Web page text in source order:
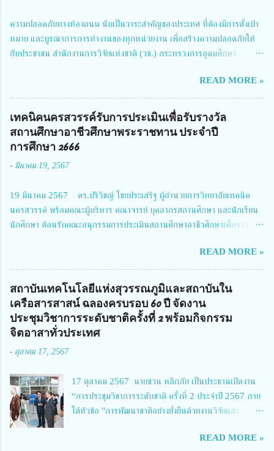
ความปลอดภัยทางท้องถนน นับเป็นวาระสำคัญของประเทศ ที่ต้องมีการตั้งเป้า
หมาย และบูรณาการการทำงานของทุกหน่วยงาน เพื่อสร้างความปลอดภัยให้
กับประชาชน สำนักงานการวิจัยแห่งชาติ (วช.) กระทรวงการอุดมศึกษา
สมาคมวิศวกรรมชีวการแพทย์ไทย จัดการประชุมเผยแพร่ผลการดำเนินงาน
โครงการการวิจัยเชิงปฏิบัติการโดยบูรณาการทุกภาคส่วน เพื่อลดอุบัติเหตุและ
การเสียชีวิตให้สอดคล้องกับเป้าหมายแผนแม่บทฉบับที่ 5 ในวันที่ 22 มีนาคม
2567 โดยมี ดร.วิภารัตน์ ดีอ่อง ผู้อำนวยการสำนักงานการวิจัยแห่งชาติ เป็น
ประธานในพิธีเปิดพร้อมให้นโยบายการผลักดันงานวิจัยเพื่อความปลอดภัยทาง
การประชุมในครั้งนี้ นางสาวสตตกมล เกียรติพานิช ผู้อำนวยการกองบริหารทุน
Richmond Stylish Convention Hotel จังหวัดนนทบุรี ดร.วิภารัตน์ ดีอ่อง
ผู้อำนวยการสำนักงานการวิจัยแห่งชาติ กล่าวว่า วช. ในฐานะหน่วยงานบริหาร
จัดการทุนวิจัยและนวัตกรรมได้เล็งเห็นถึงความสำคัญของกา...
READ MORE »
เทคนิคนครสวรรค์รับการประเมินเพื่อรับรางวัล
สถานศึกษาอาชีวศึกษาพระราชทาน ประจำปี
การศึกษา 2666
- มีนาคม 19, 2567
19 มีนาคม 2567 ดร.ปริวิชญ์ ไชยประเสริฐ ผู้อำนวยการวิทยาลัยเทคนิค
นครสวรรค์ พร้อมคณะผู้บริหาร คณาจารย์ บุคลากรสถานศึกษา และนักเรียน
นักศึกษา ต้อนรับคณะอนุกรรมการประเมินสถานศึกษาอาชีวศึกษาเพื่อรางวัล
นายจักรภพ เนวะมาตย์ ผู้อำนวยการวิทยาลัยเทคนิคตาก ประธานคณะอนุกร
รมการฯ 1.นายวณิชา คณะใน ผู้ทรงคุณวุฒิ 2.นายภัทธาวุธ โพธา ผู้อำนวย
การวิทยาลัยสารพัดช่างกำแพงเพชร 3.นางสาวหัตถาภรณ์ เสาร์เรือน ผู้อำนวย
การวิทยาลัยการอาชีพบ้านตาก 4.นางเพ็ญศรี ขุนทอง ผู้อำนวยการวิทยาลัย
การอาชีพรัตนประสิทธิ์วิทย์ 5.นายธเนศ คงวังทอง ผู้อำนวยการวิทยาลัย
เกษตรและเทคโนโลยีพิจิตร 6.นายชัยณรงค์ คชมาตย์ ผู้อำนวยการวิทยาลัย
8.นายณัฐกฤต ภูทวี รองผู้อำนวยการวิทยาลัยเทคนิคตาก นายจักรภพ กล่าว
ยาวนาน มีบุคลากร นักเรียน นักศึกษาจำนวนมาก ต้องการควา...
READ MORE »
สถาบันเทคโนโลยีแห่งสุวรรณภูมิและสถาบันใน
เครือสารสาสน์ ฉลองครบรอบ 60 ปี จัดงาน
ประชุมวิชาการระดับชาติครั้งที่ 2 พร้อมกิจกรรม
จิตอาสาทั่วประเทศ
- ตุลาคม 17, 2567
17 ตุลาคม 2567 นายชวน หลีกภัย เป็นประธานเปิดงาน
“การประชุมวิชาการระดับชาติ ครั้งที่ 2 ประจำปี 2567 ภาย
ใต้หัวข้อ "การพัฒนาชาติอย่างยั่งยืนด้วยงานวิจัยและ
Technology National Conference 2024: 'Towards
READ MORE »